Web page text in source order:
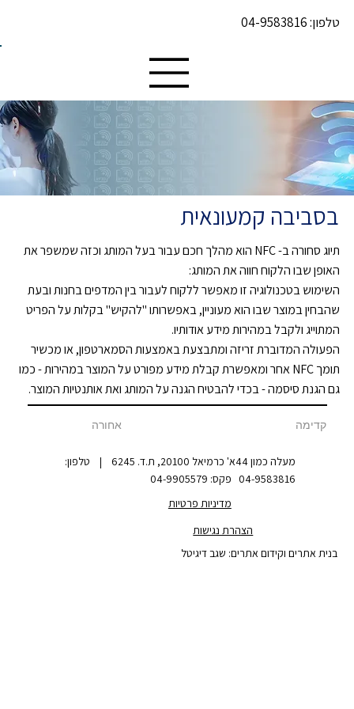
טלפון:04-9583816
בסביבה קמעונאית
תיוג סחורה ב- NFC הוא מהלך חכם עבור בעל המותג וכזה שמשפר את
האופן שבו הלקוח חווה את המותג:
השימוש בטכנולוגיה זו מאפשר ללקוח לעבור בין המדפים בחנות ובעת
שהבחין במוצר שבו הוא מעוניין, באפשרותו "להקיש" בקלות על הפריט
המתוייג ולקבל במהירות מידע אודותיו.
הפעולה המדוברת זריזה ומתבצעת באמצעות הסמארטפון, או מכשיר
תומך NFC אחר ומאפשרת קבלת מידע מפורט על המוצר במהירות - כמו
גם הגנת סיסמה - בכדי להבטיח הגנה על המותג ואת אותנטיות המוצר.
אחורה קדימה
מעלה כמון 44א' כרמיאל 20100, ת.ד. 6245 | טלפון:
04-9583816 פקס: 04-9905579
מדיניות פרטיות
הצהרת נגישות
בנית אתרים וקידום אתרים: שגב דיגיטל